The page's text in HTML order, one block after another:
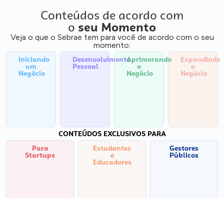
Conteúdos de acordo com
o seu Momento
Veja o que o Sebrae tem para você de acordo com o seu
momento:
Iniciando
um
Negócio
Desenvolvimento
Pessoal
Aprimorando
o
Negócio
Expandindo
o
Negócio
CONTEÚDOS EXCLUSIVOS PARA
Para
Startups
Estudantes
e
Educadores
Gestores
Públicos